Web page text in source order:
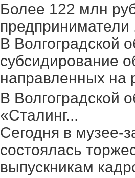
Более 122 млн
предприниматели
В Волгоградской
субсидирование
направленных на
В Волгоградской
«Сталинг...
Сегодня в музее-
состоялась
выпускникам